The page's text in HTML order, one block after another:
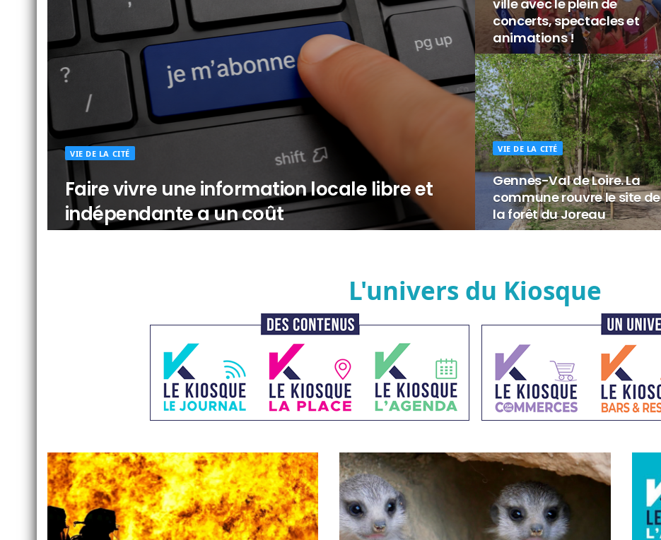
VIE DE LA CITÉ
Faire vivre une information locale libre et
indépendante a un coût
ville avec le plein de
concerts, spectacles et
animations !
VIE DE LA CITÉ
Gennes-Val de Loire. La
commune rouvre le site de
la forêt du Joreau
L'univers du Kiosque